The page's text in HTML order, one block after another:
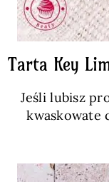
Tarta Key
Jeśli lubisz
kwaskowate